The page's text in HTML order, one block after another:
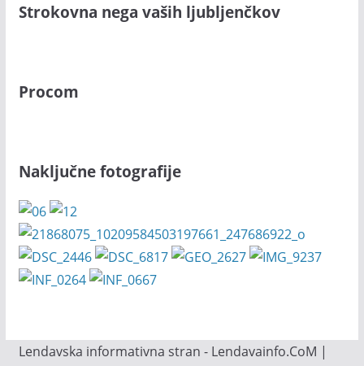
Strokovna nega vaših ljubljenčkov
Procom
Naključne fotografije
Lendavska informativna stran - Lendavainfo.CoM |